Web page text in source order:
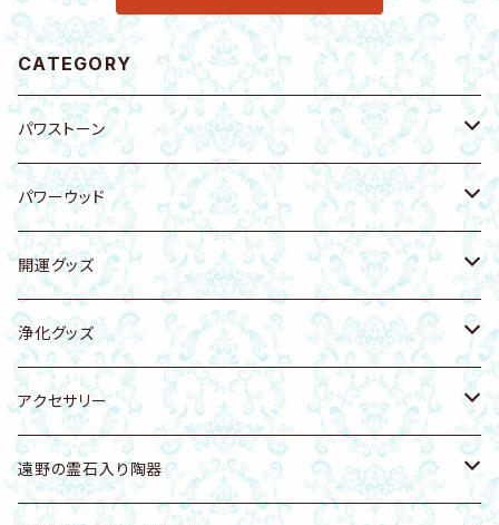
CATEGORY
パワストーン
原石
ブレスレット
キーホルダー・バッグチャーム
浄化トレー
シートタイプ
パワーウッド
ブレスレット
キーホルダー・ストラップ
置物
浄化グッズ
開運グッズ
エナジープレート
キーホルダー・バッグチャーム
ブレスレット
浄化グッズ
天然石
ホワイトセージ
アクセサリー
アクセサリーホルダー
遠野の霊石入り陶器